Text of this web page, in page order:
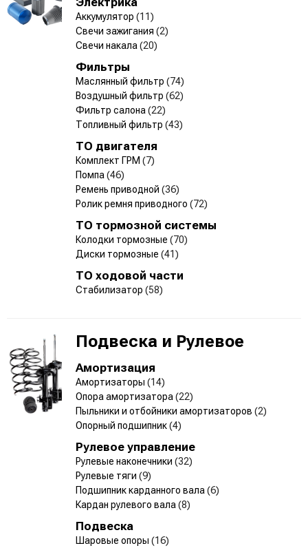
Аккумулятор (11)
Свечи зажигания (2)
Свечи накала (20)
Фильтры
Маслянный фильтр (74)
Воздушный фильтр (62)
Фильтр салона (22)
Топливный фильтр (43)
ТО двигателя
Комплект ГРМ (7)
Помпа (46)
Ремень приводной (36)
Ролик ремня приводного (72)
ТО тормозной системы
Колодки тормозные (70)
Диски тормозные (41)
ТО ходовой части
Стабилизатор (58)
Подвеска и Рулевое
Амортизация
Амортизаторы (14)
Опора амортизатора (22)
Пыльники и отбойники амортизаторов (2)
Опорный подшипник(4)
Рулевое управление
Рулевые наконечники (32)
Рулевые тяги (9)
Подшипник карданного вала (6)
Кардан рулевого вала (8)
Подвеска
Шаровые опоры (16)